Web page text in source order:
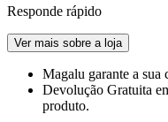
Responde rápido
Ver mais sobre a loja
Magalu garante a sua
Devolução Gratuita
produto.